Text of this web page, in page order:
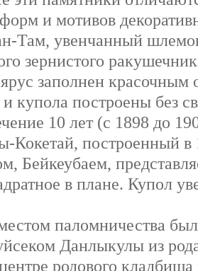
и мотивов
Там, увенчанный
зернистого
заполнен красочным
купола построены без
10 лет (с 1898 до
Кокетай, построенный в
Бейкеубаем,
в плане. Купол
паломничества
Данлыкулы из
родового